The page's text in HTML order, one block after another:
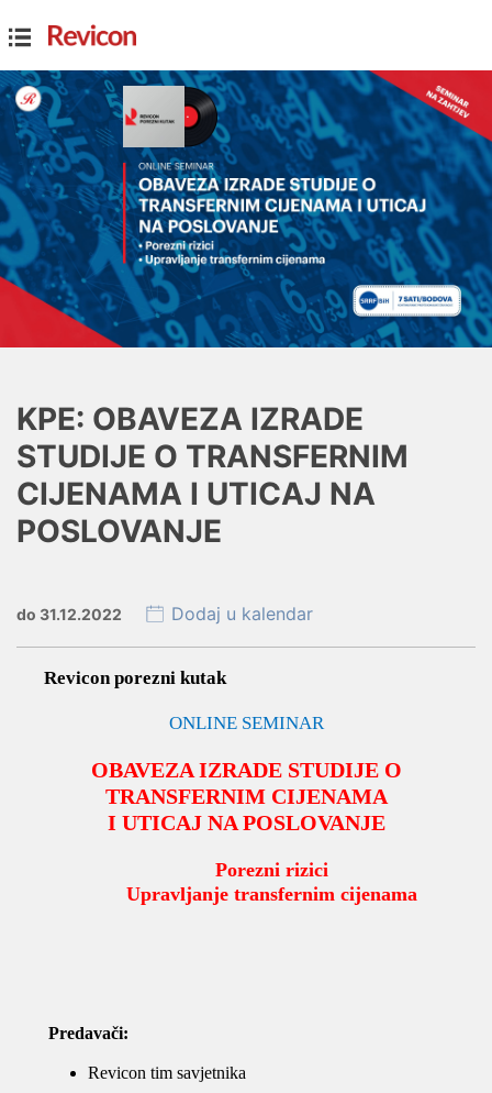
KPE: OBAVEZA IZRADE
STUDIJE O TRANSFERNIM
CIJENAMA I UTICAJ NA
POSLOVANJE
do 31.12.2022 Dodaj u kalendar
Revicon porezni kutak
ONLINE SEMINAR
OBAVEZA IZRADE STUDIJE O
TRANSFERNIM CIJENAMA
I UTICAJ NA POSLOVANJE
Porezni rizici
Upravljanje transfernim cijenama
Predavači:
Revicon tim savjetnika